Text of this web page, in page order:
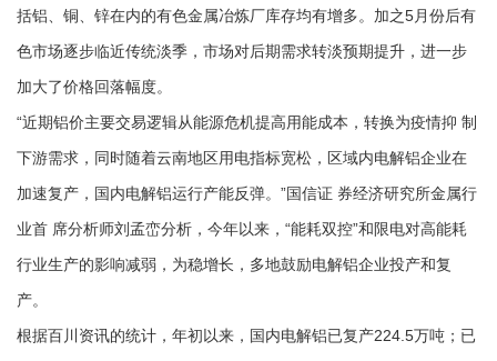
括铝、铜、锌在内的有色金属冶炼厂库存均有增多。加之5月份后有
色市场逐步临近传统淡季，市场对后期需求转淡预期提升，进一步
加大了价格回落幅度。
“近期铝价主要交易逻辑从能源危机提高用能成本，转换为疫情抑 制
下游需求，同时随着云南地区用电指标宽松，区域内电解铝企业在
加速复产，国内电解铝运行产能反弹。”国信证 券经济研究所金属行
业首 席分析师刘孟峦分析，今年以来，“能耗双控”和限电对高能耗
行业生产的影响减弱，为稳增长，多地鼓励电解铝企业投产和复
产。
根据百川资讯的统计，年初以来，国内电解铝已复产224.5万吨；已